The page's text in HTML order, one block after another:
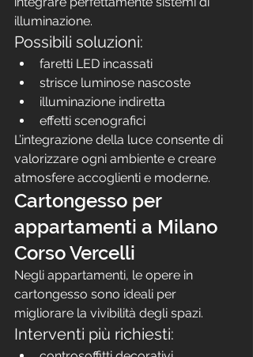
illuminazione.
Possibili soluzioni:
faretti LED incassati
strisce luminose nascoste
illuminazione indiretta
effetti scenografici
L’integrazione della luce consente di
valorizzare ogni ambiente e creare
atmosfere accoglienti e moderne.
Cartongesso per
appartamenti a Milano
Corso Vercelli
Negli appartamenti, le opere in
cartongesso sono ideali per
migliorare la vivibilità degli spazi.
Interventi più richiesti: